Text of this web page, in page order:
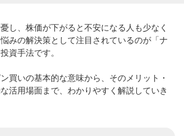
し、株価が下がると不安になる人も少なく
みの解決策として注目されているのが「ナ
資手法です。
買いの基本的な意味から、そのメリット・
活用場面まで、わかりやすく解説していき